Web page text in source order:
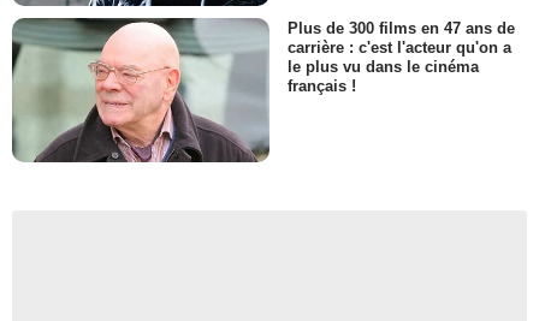
Plus de 300 films en 47 ans de
carrière : c'est l'acteur qu'on a
le plus vu dans le cinéma
français !